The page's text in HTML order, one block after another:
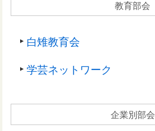
教育部会
白雉教育会
学芸ネットワーク
企業別部会